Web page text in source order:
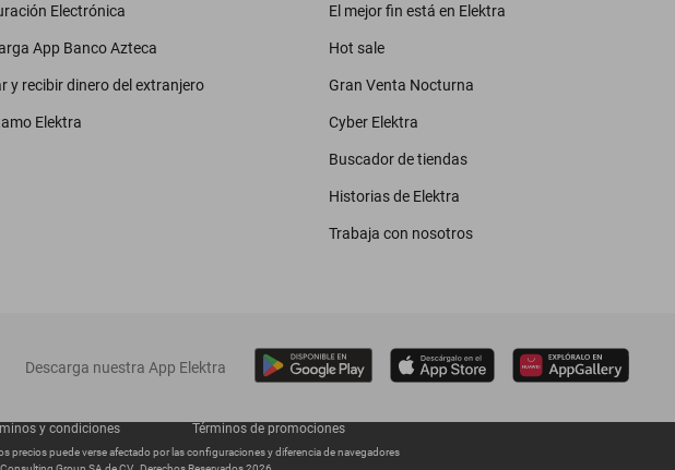
Electrónica
App Banco Azteca
y recibir dinero del extranjero
Elektra
El mejor fin está en Elektra
Hot sale
Gran Venta Nocturna
Cyber Elektra
Buscador de tiendas
Historias de Elektra
Trabaja con nosotros
‎ Descarga nuestra App Elektra
y condiciones Términos de promociones
puede verse afectado por las configuraciones y diferencia de navegadores